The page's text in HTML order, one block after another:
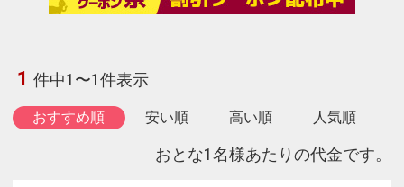
1 件中1〜1件表示
おすすめ順 安い順 高い順 人気順
おとな1名様あたりの代金です。